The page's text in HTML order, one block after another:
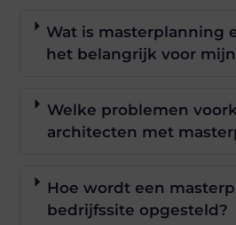
Wat is masterplanning
het belangrijk voor
Welke problemen
architecten met
Hoe wordt een
bedrijfssite opgesteld?